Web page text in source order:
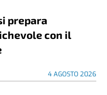
prepara
con il
4 AGOSTO 2026